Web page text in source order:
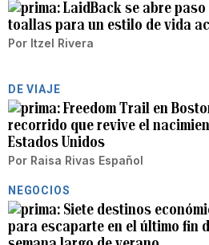
LaidBack se abre paso
toallas para un estilo de vida
Por Itzel Rivera
DE VIAJE
Freedom Trail en
recorrido que revive el
Estados Unidos
Por Raisa Rivas Español
NEGOCIOS
Siete destinos
para escaparte en el último fin